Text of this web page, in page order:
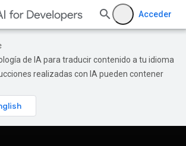
Acceder
de IA para traducir contenido a tu idioma
realizadas con IA pueden contener